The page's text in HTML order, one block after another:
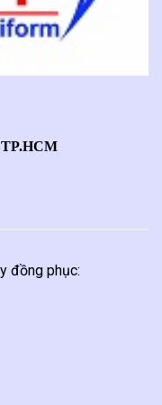
đồng phục: